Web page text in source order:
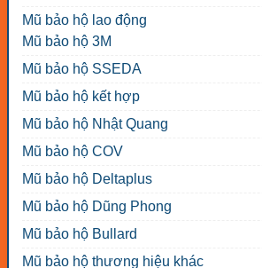
Mũ bảo hộ lao động
Mũ bảo hộ 3M
Mũ bảo hộ SSEDA
Mũ bảo hộ kết hợp
Mũ bảo hộ Nhật Quang
Mũ bảo hộ COV
Mũ bảo hộ Deltaplus
Mũ bảo hộ Dũng Phong
Mũ bảo hộ Bullard
Mũ bảo hộ thương hiệu khác